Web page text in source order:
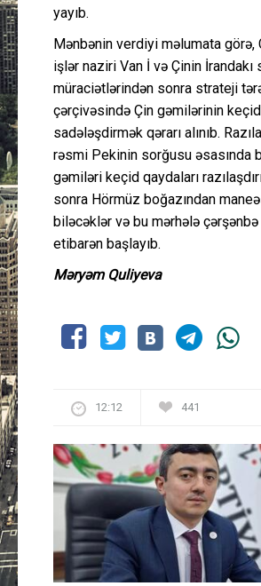
yayıb.
Mənbənin verdiyi məlumata görə,
işlər naziri Van İ və Çinin İrandakı
müraciətlərindən sonra strateji
çərçivəsində Çin gəmilərinin
sadələşdirmək qərarı alınıb.
rəsmi Pekinin sorğusu əsasında
gəmiləri keçid qaydaları
sonra Hörmüz boğazından
biləcəklər və bu mərhələ çərşənbə
etibarən başlayıb.
Məryəm Quliyeva
12:12 441